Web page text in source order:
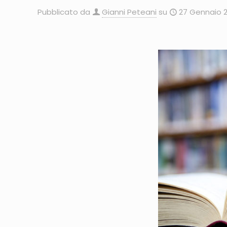
Pubblicato da Gianni Peteani su 27 Gennaio